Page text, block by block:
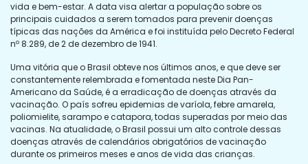
vida e bem-estar. A data visa alertar a população sobre os
principais cuidados a serem tomados para prevenir doenças
típicas das nações da América e foi instituída pelo Decreto Federal
nº 8.289, de 2 de dezembro de 1941.
Uma vitória que o Brasil obteve nos últimos anos, e que deve ser
constantemente relembrada e fomentada neste Dia Pan-
Americano da Saúde, é a erradicação de doenças através da
vacinação. O país sofreu epidemias de varíola, febre amarela,
poliomielite, sarampo e catapora, todas superadas por meio das
vacinas. Na atualidade, o Brasil possui um alto controle dessas
doenças através de calendários obrigatórios de vacinação
durante os primeiros meses e anos de vida das crianças.